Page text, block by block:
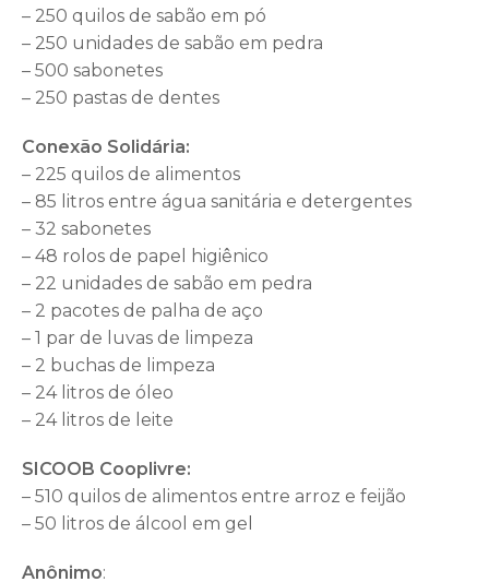
– 250 quilos de sabão em pó
– 250 unidades de sabão em pedra
– 500 sabonetes
– 250 pastas de dentes
Conexão Solidária:
– 225 quilos de alimentos
– 85 litros entre água sanitária e detergentes
– 32 sabonetes
– 48 rolos de papel higiênico
– 22 unidades de sabão em pedra
– 2 pacotes de palha de aço
– 1 par de luvas de limpeza
– 2 buchas de limpeza
– 24 litros de óleo
– 24 litros de leite
SICOOB Cooplivre:
– 510 quilos de alimentos entre arroz e feijão
– 50 litros de álcool em gel
Anônimo: